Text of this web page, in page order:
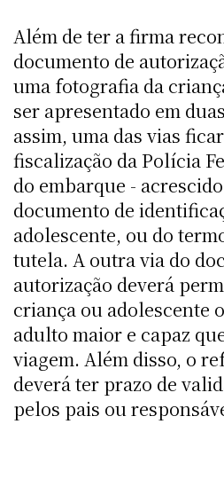
Além de ter a firma
documento de
uma fotografia da
ser apresentado em
assim, uma das vias
fiscalização da Polícia
do embarque -
documento de
adolescente, ou do
tutela. A outra via do
autorização deverá
criança ou adolescente
adulto maior e capaz
viagem. Além disso, o
deverá ter prazo de
pelos pais ou